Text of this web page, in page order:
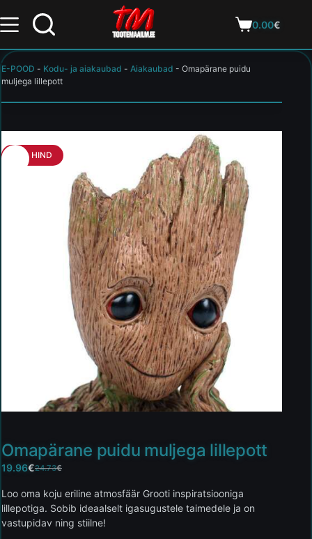
0.00€
E-POOD - Kodu- ja aiakaubad - Aiakaubad - Omapärane puidu
muljega lillepott
HEA HIND
Omapärane puidu muljega lillepott
24.73€
19.96€
Loo oma koju eriline atmosfäär Grooti inspiratsiooniga
lillepotiga. Sobib ideaalselt igasugustele taimedele ja on
vastupidav ning stiilne!